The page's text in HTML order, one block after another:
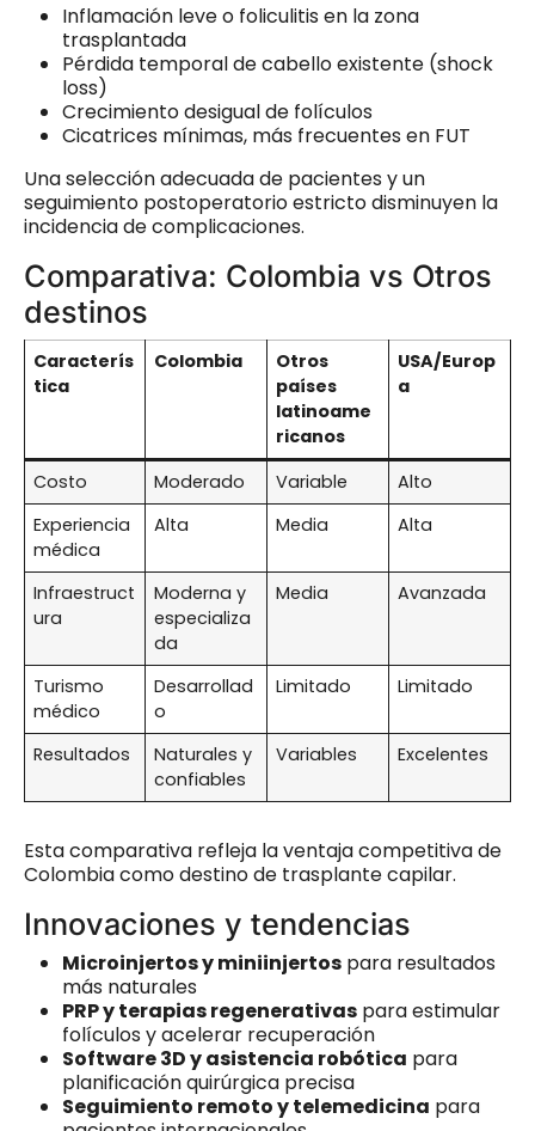
Inflamación leve o foliculitis en la zona
trasplantada
Pérdida temporal de cabello existente (shock
loss)
Crecimiento desigual de folículos
Cicatrices mínimas, más frecuentes en FUT
Una selección adecuada de pacientes y un
seguimiento postoperatorio estricto disminuyen la
incidencia de complicaciones.
Comparativa: Colombia vs Otros
destinos
Caracterís
tica
Colombia
Otros
países
latinoame
ricanos
USA/Europ
a
Costo Moderado Variable
Alto
Experiencia
médica
Alta Media Alta
Infraestruct
ura
Moderna y
especializa
da
Media Avanzada
Turismo
médico
Desarrollad
o
Limitado Limitado
Resultados
Naturales y
confiables
Variables Excelentes
Esta comparativa refleja la ventaja competitiva de
Colombia como destino de trasplante capilar.
Innovaciones y tendencias
Microinjertos y miniinjertos para resultados
más naturales
PRP y terapias regenerativas para estimular
folículos y acelerar recuperación
Software 3D y asistencia robótica para
planificación quirúrgica precisa
Seguimiento remoto y telemedicina para